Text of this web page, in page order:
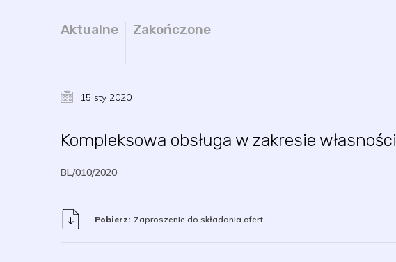
Aktualne Zakończone
15 sty 2020
Kompleksowa obsługa w zakresie
BL/010/2020
Pobierz: Zaproszenie do składania ofert